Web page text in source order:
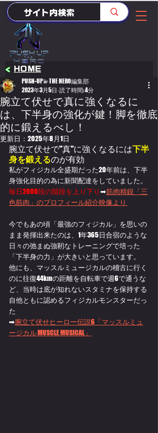
HOME
<
腕立て伏せで真に強くなるに
は、下半身の強化が鍵！脚を徹底
的に鍛えるべし！
PUSH-UP💫THE HERO編集部
2023年3月5日 読了時間: 4分
更新日： 2025年8月1日
腕立て伏せで"真"に強くなるには下半
身を鍛えるのが有効
私がフィジカル全盛期だった20年前は、下半
身強化目的の為に新聞配達をしていました。
毎日2000段の階段を上り下り➡筋肉精鋭「三
色筋肉」のプロフィール紹介映像より
今でもあの頃「最強のフィジカル」を思いの
まま発揮出来たのは、1年365日合宿のような
日々の弛まぬ強靭なトレーニングで培った
「下半身の力」が大きいと思っています。
他にも、マッスルミュージカルの稽古に行く
のに往復44kmの距離を自転車で週6で通うな
ど、当時は底が知れないスタミナを保持する
自他ともに認めるフィジカルモンスターだっ
た
➡腕立て伏せヒーロー伝説6「マッスルミュ
ージカル MUSCLE MUSICAL」